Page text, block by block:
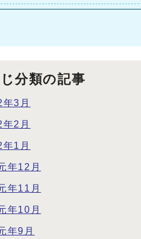
分類の記事
3月
2月
1月
年12月
年11月
年10月
年9月